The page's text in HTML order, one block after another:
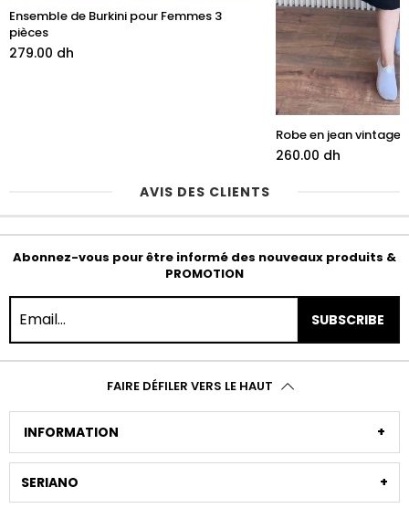
Ensemble de Burkini pour Femmes 3
pièces
279.00 dh
Robe en jean vintage
260.00 dh
AVIS DES CLIENTS
Abonnez-vous pour être informé des nouveaux produits &
PROMOTION
SUBSCRIBE
FAIRE DÉFILER VERS LE HAUT
INFORMATION
SERIANO